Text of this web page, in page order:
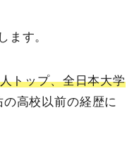
ます。
トップ、全日本大学
高校以前の経歴に